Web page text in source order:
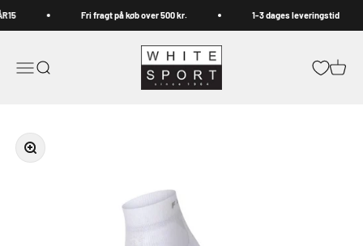
Spring til indhold
Fri fragt på køb over 500 kr. 1-3 dages leveringstid
Åbn navigationsmenu
Åbn søgefunktion
Whitesport.com
Åbn
Zoom